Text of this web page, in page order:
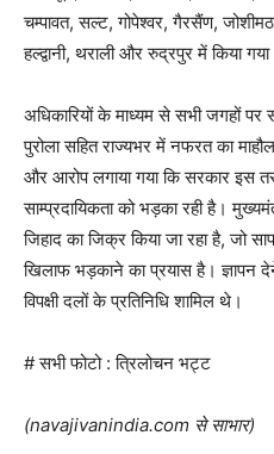
चम्पावत, सल्ट, गोपेश्वर, गैरसैंण,
हल्द्वानी, थराली और रुद्रपुर में किया
अधिकारियों के माध्यम से सभी जगहों पर
पुरोला सहित राज्यभर में नफरत का
और आरोप लगाया गया कि सरकार इस
साम्प्रदायिकता को भड़का रही है।
जिहाद का जिक्र किया जा रहा है, जो
खिलाफ भड़काने का प्रयास है। ज्ञापन
विपक्षी दलों के प्रतिनिधि शामिल थे।
# सभी फोटो : त्रिलोचन भट्ट
(navajivanindia.com से साभार)